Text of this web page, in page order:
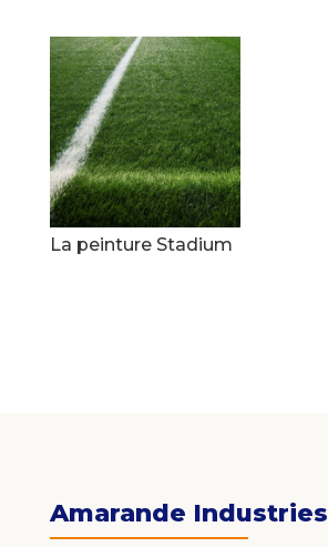
La peinture Stadium
Amarande Industries